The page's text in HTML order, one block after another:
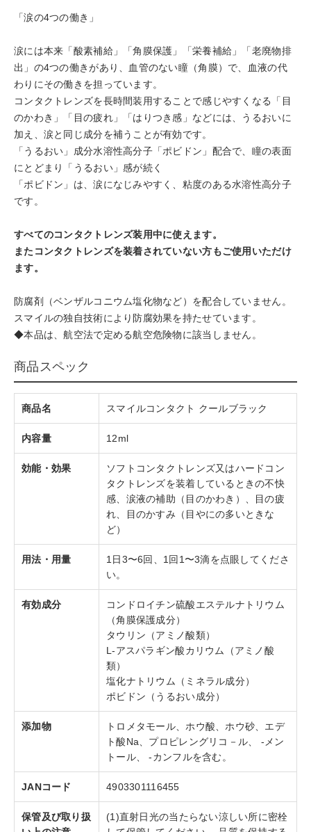
「涙の4つの働き」
涙には本来「酸素補給」「角膜保護」「栄養補給」「老廃物排
出」の4つの働きがあり、血管のない瞳（角膜）で、血液の代
わりにその働きを担っています。
コンタクトレンズを長時間装用することで感じやすくなる「目
のかわき」「目の疲れ」「はりつき感」などには、うるおいに
加え、涙と同じ成分を補うことが有効です。
「うるおい」成分水溶性高分子「ポビドン」配合で、瞳の表面
にとどまり「うるおい」感が続く
「ポビドン」は、涙になじみやすく、粘度のある水溶性高分子
です。
すべてのコンタクトレンズ装用中に使えます。
またコンタクトレンズを装着されていない方もご使用いただけ
ます。
防腐剤（ベンザルコニウム塩化物など）を配合していません。
スマイルの独自技術により防腐効果を持たせています。
◆本品は、航空法で定める航空危険物に該当しません。
商品スペック
商品名 スマイルコンタクト クールブラック
内容量 12ml
効能・効果
ソフトコンタクトレンズ又はハードコン
タクトレンズを装着しているときの不快
感、涙液の補助（目のかわき）、目の疲
れ、目のかすみ（目やにの多いときな
ど）
用法・用量
1日3〜6回、1回1〜3滴を点眼してくださ
い。
有効成分
コンドロイチン硫酸エステルナトリウム
（角膜保護成分）
タウリン（アミノ酸類）
L-アスパラギン酸カリウム（アミノ酸
類）
塩化ナトリウム（ミネラル成分）
ポビドン（うるおい成分）
添加物
トロメタモール、ホウ酸、ホウ砂、エデ
ト酸Na、プロピレングリコ－ル、 -メン
トール、 -カンフルを含む。
JANコード 4903301116455
保管及び取り扱
(1)直射日光の当たらない涼しい所に密栓